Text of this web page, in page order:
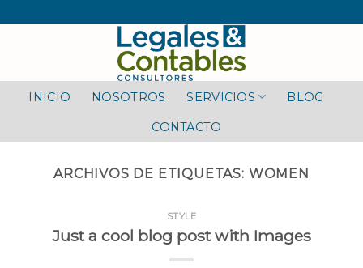
to
INICIO NOSOTROS SERVICIOS BLOG
CONTACTO
ARCHIVOS DE ETIQUETAS: WOMEN
STYLE
Just a cool blog post with Images